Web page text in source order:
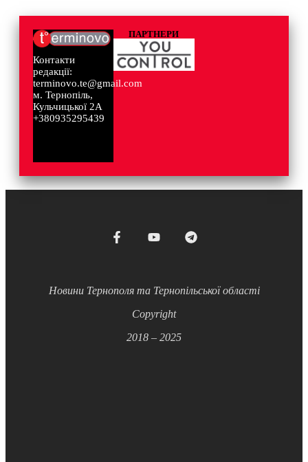
Контакти
редакції:
terminovo.te@gmail.com
м. Тернопіль,
Кульчицької 2А
+380935295439
ПАРТНЕРИ
Новини Тернополя та Тернопільської області
Copyright
2018 – 2025